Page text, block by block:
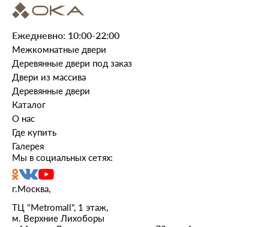
Ежедневно: 10:00-22:00
г.Москва,
ТЦ "Metromall", 1 этаж,
м. Верхние Лихоборы
Межкомнатные двери
Деревянные двери под заказ
Двери из массива
Деревянные двери
Каталог
О нас
Где купить
Галерея
Мы в социальных сетях: